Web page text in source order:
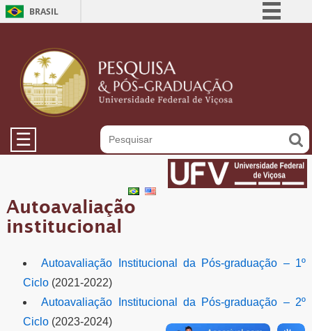
BRASIL
Participe
Acesso à informação
Legislação
☰
Autoavaliação
institucional
Autoavaliação Institucional da Pós-graduação – 1º
Ciclo(2021-2022)
Autoavaliação Institucional da Pós-graduação – 2º
Ciclo(2023-2024)